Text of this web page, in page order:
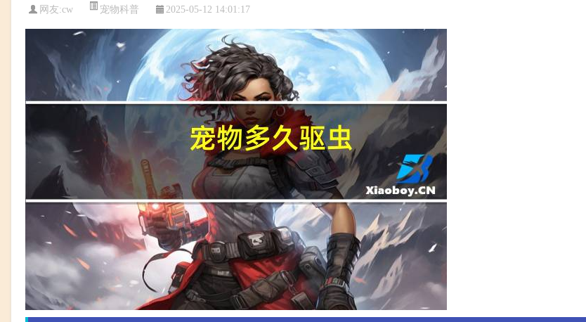
网友:cw 宠物科普 2025-05-12 14:01:17